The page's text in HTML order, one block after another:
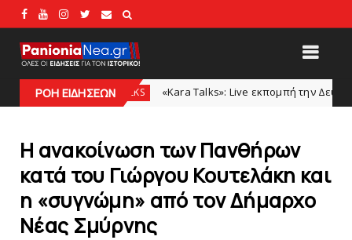
ΡΟΗ ΕΙΔΗΣΕΩΝ
TALKS «Kara Talks»: Live εκπομπή την Δευτέρα μετά το φιλικό
H ανακοίνωση των Πανθήρων
κατά του Γιώργου Κουτελάκη και
η «συγνώμη» από τoν Δήμαρχο
Νέας Σμύρνης